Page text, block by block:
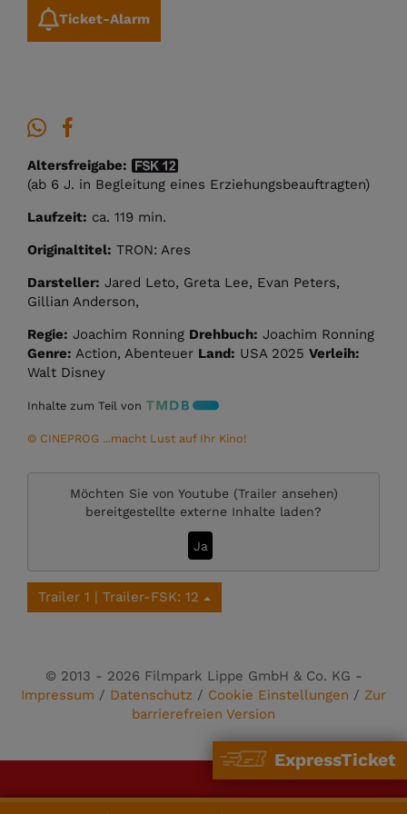
ExpressTicket
Ticket-Alarm
Altersfreigabe:
(ab 6 J. in Begleitung eines Erziehungsbeauftragten)
Laufzeit: ca. 119 min.
Originaltitel: TRON: Ares
Darsteller: Jared Leto, Greta Lee, Evan Peters,
Gillian Anderson,
Regie: Joachim Ronning Drehbuch: Joachim Ronning
Genre: Action, Abenteuer Land: USA 2025 Verleih:
Walt Disney
Inhalte zum Teil von
© CINEPROG ...macht Lust auf Ihr Kino!
Möchten Sie von Youtube (Trailer ansehen)
bereitgestellte externe Inhalte laden?
Ja
Trailer 1 | Trailer-FSK: 12
© 2013 - 2026 Filmpark Lippe GmbH & Co. KG -
Impressum / Datenschutz / Cookie Einstellungen / Zur
barrierefreien Version